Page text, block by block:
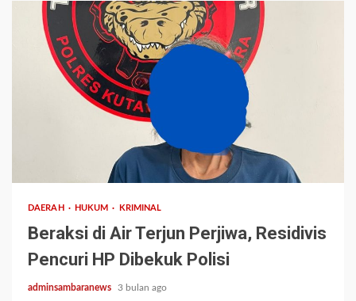
DAERAH HUKUM KRIMINAL
Beraksi di Air Terjun Perjiwa, Residivis
Pencuri HP Dibekuk Polisi
adminsambaranews 3 bulan ago